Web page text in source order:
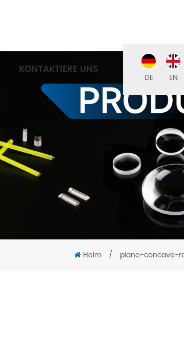
KONTAKTIERE UNS
DE EN
Heim / plano-concave-